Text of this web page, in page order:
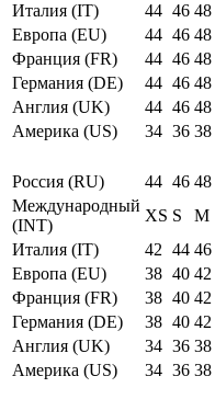
Италия (IT)
44 46 48
Европа (EU)
44 46 48
Франция (FR)
44 46 48
Германия (DE)
44 46 48
Англия (UK)
44 46 48
Америка (US)
34 36 38
Россия (RU)
44 46 48
Международный
(INT)
XS S M
Италия (IT)
42 44 46
Европа (EU)
38 40 42
Франция (FR)
38 40 42
Германия (DE)
38 40 42
Англия (UK)
34 36 38
Америка (US)
34 36 38